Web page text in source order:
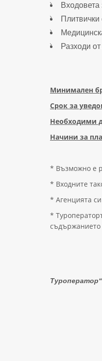
Входовета
Плитвички
Разходи
Минимален
Срок за
Необходими
Начини за
* Възможно е
* Входните
* Агенцията
*
съдържанието
Туроператор“